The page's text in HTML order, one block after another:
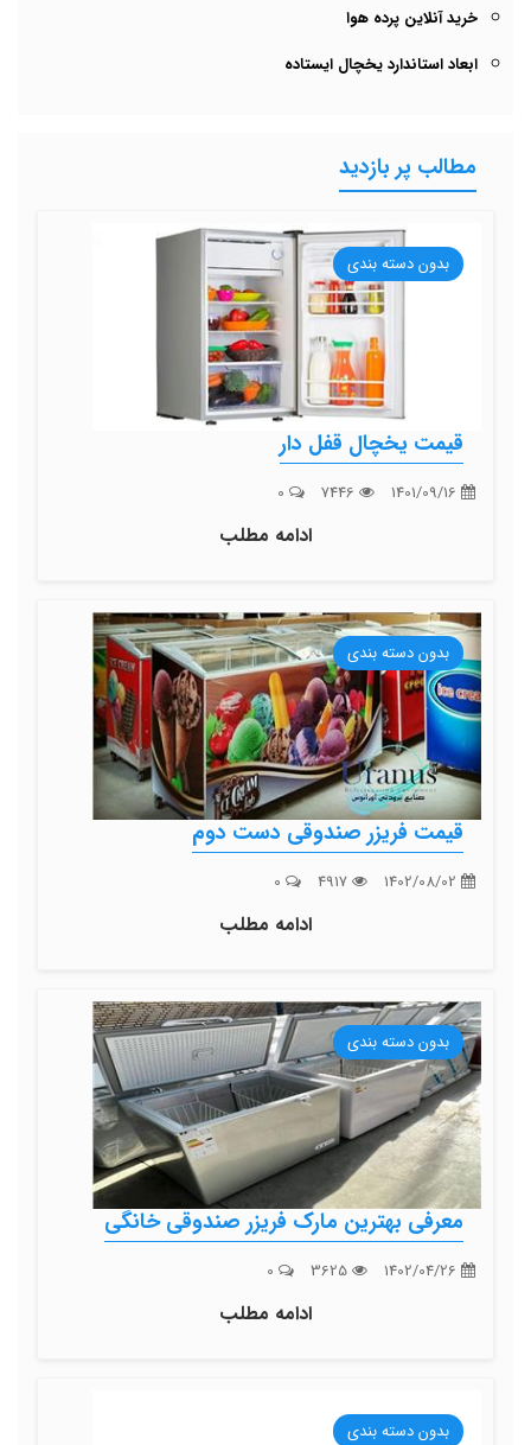
خرید آنلاین پرده هوا
ابعاد استاندارد یخچال ایستاده
مطالب پر بازدید
بدون دسته بندی
قیمت یخچال قفل دار
ادامه مطلب
بدون دسته بندی
قیمت فریزر صندوقی دست دوم
ادامه مطلب
بدون دسته بندی
معرفی بهترین مارک فریزر صندوقی خانگی
ادامه مطلب
بدون دسته بندی